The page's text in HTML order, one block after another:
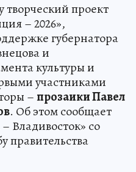
творческий проект
– 2026»,
губернатора
и
культуры и
участниками
–прозаики Павел
. Об этом сообщает
Владивосток» со
правительства